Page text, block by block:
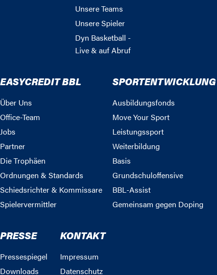
Unsere Teams
Unsere Spieler
Dyn Basketball -
Live & auf Abruf
EASYCREDIT BBL
Über Uns
Office-Team
Jobs
Partner
Die Trophäen
Ordnungen & Standards
Schiedsrichter & Kommissare
Spielervermittler
SPORTENTWICKLUNG
Ausbildungsfonds
Move Your Sport
Leistungssport
Weiterbildung
Basis
Grundschuloffensive
BBL-Assist
Gemeinsam gegen Doping
PRESSE
Pressespiegel
Downloads
KONTAKT
Impressum
Datenschutz